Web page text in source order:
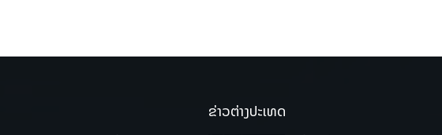
ຂ່າວຕ່າງປະເທດ